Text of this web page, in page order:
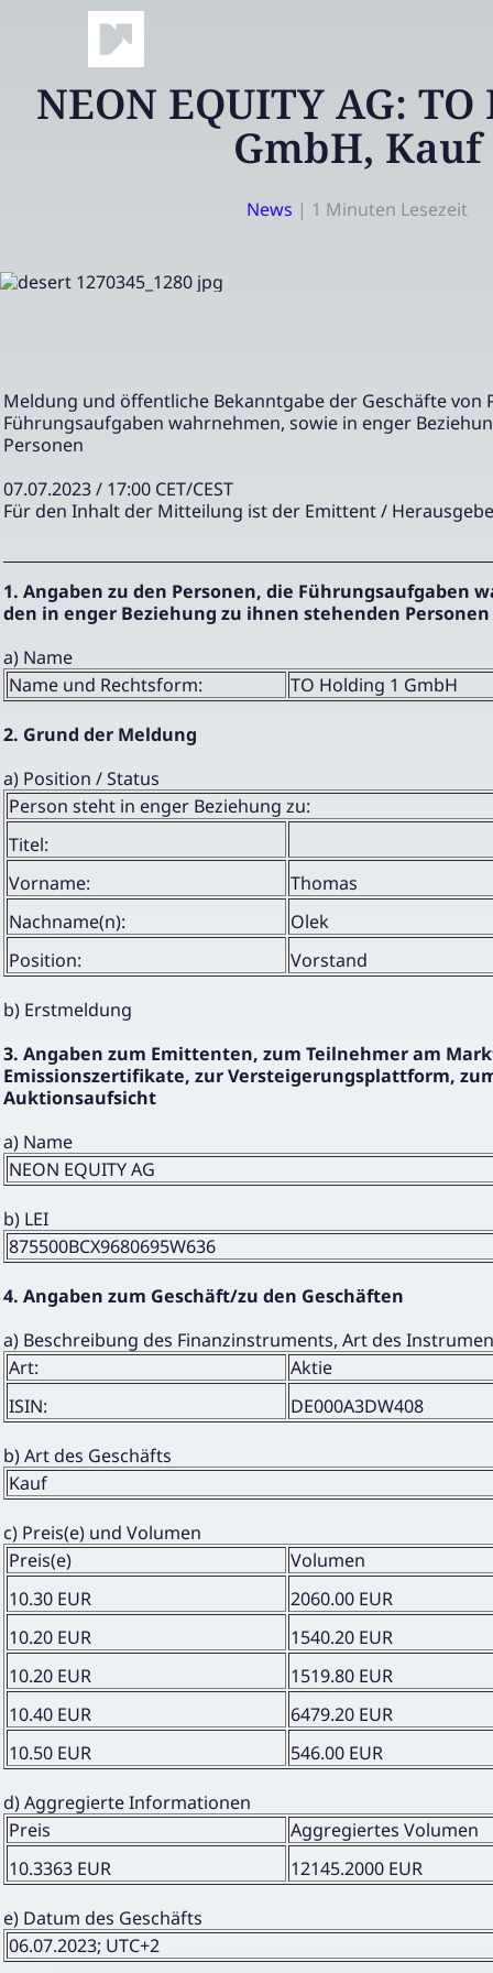
NEON EQUITY AG:
GmbH, Kauf
News | 1 Minuten Lesezeit
Meldung und öffentliche Bekanntgabe der Geschäfte von
Führungsaufgaben wahrnehmen, sowie in enger
Personen
07.07.2023 / 17:00 CET/CEST
Für den Inhalt der Mitteilung ist der Emittent /
1. Angaben zu den Personen, die Führungsaufgaben
den in enger Beziehung zu ihnen stehenden Personen
a) Name
Name und Rechtsform:
TO Holding 1 GmbH
2. Grund der Meldung
a) Position / Status
Person steht in enger Beziehung zu:
Titel:
Vorname:
Thomas
Nachname(n):
Olek
Position:
Vorstand
b) Erstmeldung
3. Angaben zum Emittenten, zum Teilnehmer am
Emissionszertifikate, zur Versteigerungsplattform,
Auktionsaufsicht
a) Name
NEON EQUITY AG
b) LEI
875500BCX9680695W636
4. Angaben zum Geschäft/zu den Geschäften
a) Beschreibung des Finanzinstruments, Art des
Art:
Aktie
ISIN:
DE000A3DW408
b) Art des Geschäfts
Kauf
c) Preis(e) und Volumen
Preis(e)
Volumen
10.30 EUR
2060.00 EUR
10.20 EUR
1540.20 EUR
10.20 EUR
1519.80 EUR
10.40 EUR
6479.20 EUR
10.50 EUR
546.00 EUR
d) Aggregierte Informationen
Preis
Aggregiertes Volumen
10.3363 EUR
12145.2000 EUR
e) Datum des Geschäfts
06.07.2023; UTC+2